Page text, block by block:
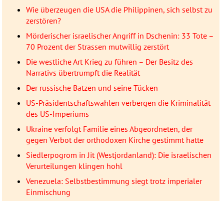
Wie überzeugen die USA die Philippinen, sich selbst zu
zerstören?
Mörderischer israelischer Angriff in Dschenin: 33 Tote –
70 Prozent der Strassen mutwillig zerstört
Die westliche Art Krieg zu führen – Der Besitz des
Narrativs übertrumpft die Realität
Der russische Batzen und seine Tücken
US-Präsidentschaftswahlen verbergen die Kriminalität
des US-Imperiums
Ukraine verfolgt Familie eines Abgeordneten, der
gegen Verbot der orthodoxen Kirche gestimmt hatte
Siedlerpogrom in Jit (Westjordanland): Die israelischen
Verurteilungen klingen hohl
Venezuela: Selbstbestimmung siegt trotz imperialer
Einmischung